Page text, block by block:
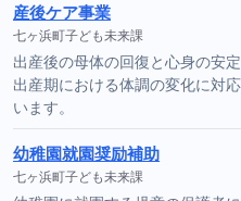
産後ケア事業
七ヶ浜町子ども未来課
出産後の母体の回復と心身の安
出産期における体調の変化に対
います。
幼稚園就園奨励補助
七ヶ浜町子ども未来課